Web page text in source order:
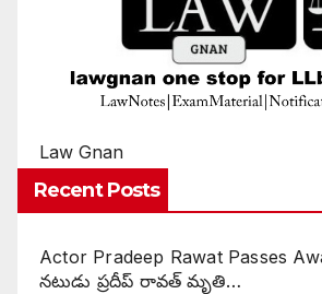
Law Gnan
Recent Posts
Actor Pradeep Rawat Passes
నటుడు ప్రదీప్ రావత్ మృతి…